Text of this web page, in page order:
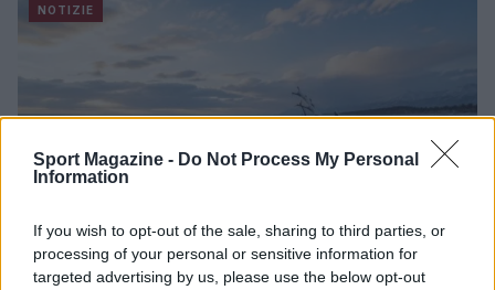
Sport Magazine - Do Not Process My Personal
Information
If you wish to opt-out of the sale, sharing to third parties, or
processing of your personal or sensitive information for
targeted advertising by us, please use the below opt-out
NOTIZIE